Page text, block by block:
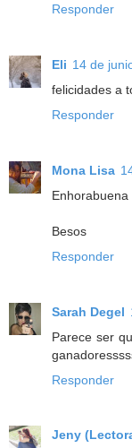
Responder
Eli 14 de
felicidades a
Responder
Mona Lisa
Besos
Responder
Sarah Degel
Parece ser
Responder
Jeny